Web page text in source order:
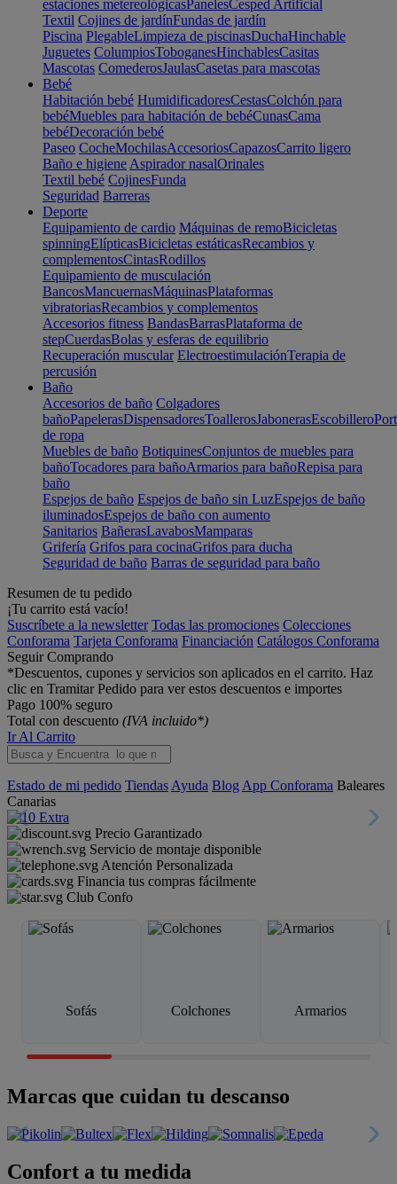
estaciones metereológicasPanelesCesped Artificial
Textil Cojines de jardínFundas de jardín
Piscina PlegableLimpieza de piscinasDuchaHinchable
Juguetes ColumpiosToboganesHinchablesCasitas
Mascotas ComederosJaulasCasetas para mascotas
Bebé
Habitación bebé HumidificadoresCestasColchón para
bebéMuebles para habitación de bebéCunasCama
bebéDecoración bebé
Paseo CocheMochilasAccesoriosCapazosCarrito ligero
Baño e higiene Aspirador nasalOrinales
Textil bebé CojinesFunda
Seguridad Barreras
Deporte
Equipamiento de cardio Máquinas de remoBicicletas
spinningElípticasBicicletas estáticasRecambios y
complementosCintasRodillos
Equipamiento de musculación
BancosMancuernasMáquinasPlataformas
vibratoriasRecambios y complementos
Accesorios fitness BandasBarrasPlataforma de
stepCuerdasBolas y esferas de equilibrio
Recuperación muscular ElectroestimulaciónTerapia de
percusión
Baño
Accesorios de baño Colgadores
bañoPapelerasDispensadoresToallerosJabonerasEscobillero
de ropa
Muebles de baño BotiquinesConjuntos de muebles para
bañoTocadores para bañoArmarios para bañoRepisa para
baño
Espejos de baño Espejos de baño sin LuzEspejos de baño
iluminadosEspejos de baño con aumento
Sanitarios BañerasLavabosMamparas
Grifería Grifos para cocinaGrifos para ducha
Seguridad de baño Barras de seguridad para baño
Resumen de tu pedido
¡Tu carrito está vacío!
Suscríbete a la newsletter Todas las promociones Colecciones
Conforama Tarjeta Conforama Financiación Catálogos Conforama
Seguir Comprando
*Descuentos, cupones y servicios son aplicados en el carrito. Haz
clic en Tramitar Pedido para ver estos descuentos e importes
Pago 100% seguro
Total con descuento (IVA incluido*)
Ir Al Carrito
Estado de mi pedido Tiendas Ayuda Blog App Conforama Baleares
Canarias
Precio Garantizado
Servicio de montaje disponible
Atención Personalizada
Financia tus compras fácilmente
Club Confo
Sofás Colchones Armarios
Marcas que cuidan tu descanso
Confort a tu medida